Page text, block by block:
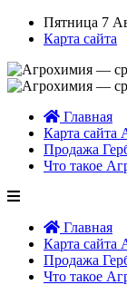
Пятница 7
Карта сайта
Главная
Карта сайта
Продажа
Что такое
Главная
Карта сайта
Продажа
Что такое